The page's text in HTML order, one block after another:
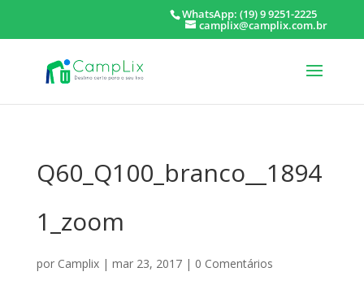
WhatsApp: (19) 9 9251-2225
camplix@camplix.com.br
Q60_Q100_branco__1894
1_zoom
por Camplix| mar 23, 2017| 0 Comentários